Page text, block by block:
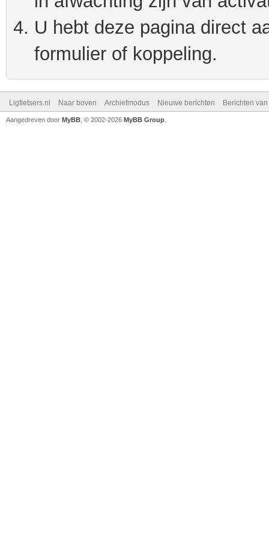
U hebt deze pagina direct
formulier of koppeling.
Ligfietsers.nl Naar boven Archiefmodus Nieuwe berichten Berichten
Aangedreven door MyBB , © 2002-2026 MyBB Group